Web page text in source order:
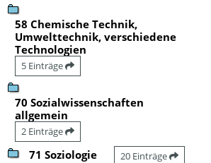
58 Chemische Technik,
Umwelttechnik, verschiedene
Technologien
5 Einträge
70 Sozialwissenschaften
allgemein
2 Einträge
71 Soziologie 20 Einträge